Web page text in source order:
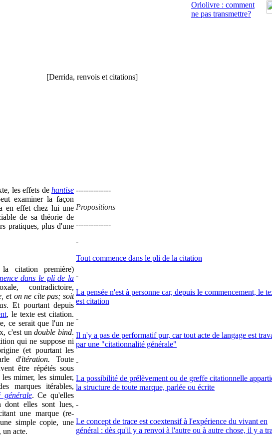
[Derrida, renvois et citations]
Orlolivre : comment
ne pas transmettre?
les effets de hantise
examiner la façon
en effet chez lui une
de sa théorie de
pratiques, plus d'une
citation première)
dans le pli de la
contradictoire,
et on ne cite pas; soit
. Et pourtant depuis
, le texte est citation.
ce serait que l'un ne
c'est undouble bind.
qui ne suppose ni
(et pourtant les
d'itération. Toute
être répétés sous
mimer, les simuler,
marques itérables,
générale. Ce qu'elles
dont elles sont lues,
une marque (re-
simple copie, une
un acte.
--------------
Propositions
--------------
-
Tout commence dans le pli de la citation
-
La pensée n'est à personne car, depuis le commencement, le
est citation
-
Il n'y a pas de performatif pur, car tout acte de langage est
par une "citationnalité générale"
-
La possibilité de prélèvement ou de greffe citationnelle
la structure de toute marque, parlée ou écrite
-
Le concept de trace est coextensif à l'expérience du vivant en
général : dès qu'il y a renvoi à l'autre ou à autre chose, il y a